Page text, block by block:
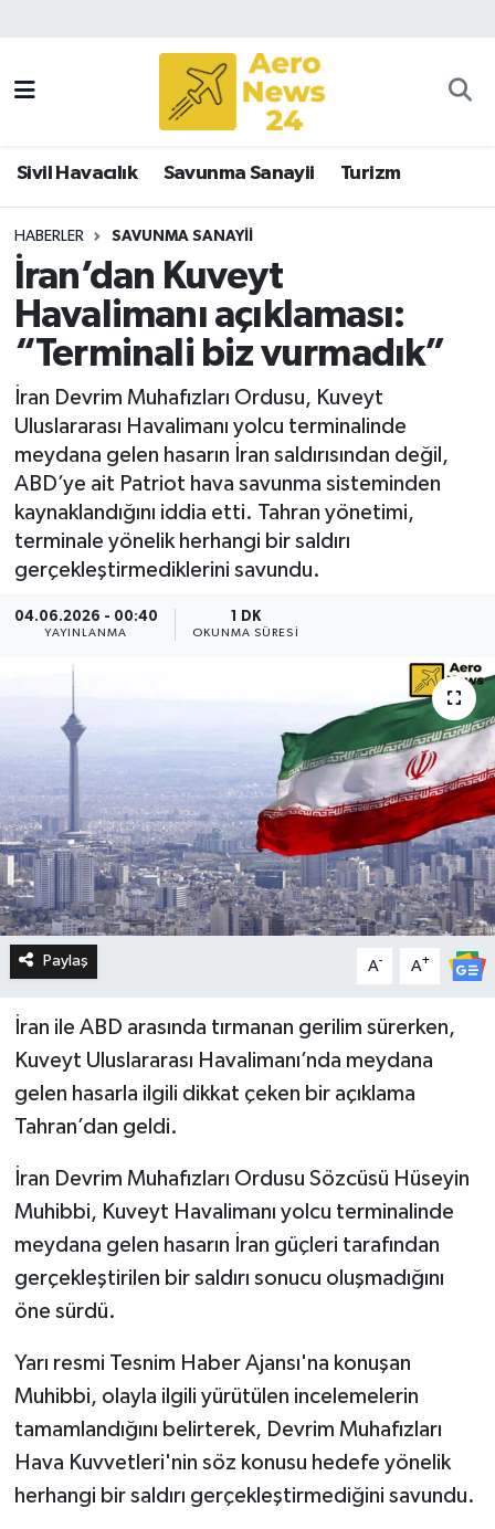
Sivil Havacılık Savunma Sanayii Turizm
HABERLER SAVUNMA SANAYII
İran’dan Kuveyt
Havalimanı açıklaması:
“Terminali biz vurmadık”
İran Devrim Muhafızları Ordusu, Kuveyt
Uluslararası Havalimanı yolcu terminalinde
meydana gelen hasarın İran saldırısından değil,
ABD’ye ait Patriot hava savunma sisteminden
kaynaklandığını iddia etti. Tahran yönetimi,
terminale yönelik herhangi bir saldırı
gerçekleştirmediklerini savundu.
04.06.2026 - 00:40
YAYINLANMA
1 DK
OKUNMA SÜRESI
Paylaş A- A+
İran ile ABD arasında tırmanan gerilim sürerken,
Kuveyt Uluslararası Havalimanı’nda meydana
gelen hasarla ilgili dikkat çeken bir açıklama
Tahran’dan geldi.
İran Devrim Muhafızları Ordusu Sözcüsü Hüseyin
Muhibbi, Kuveyt Havalimanı yolcu terminalinde
meydana gelen hasarın İran güçleri tarafından
gerçekleştirilen bir saldırı sonucu oluşmadığını
öne sürdü.
Yarı resmi Tesnim Haber Ajansı'na konuşan
Muhibbi, olayla ilgili yürütülen incelemelerin
tamamlandığını belirterek, Devrim Muhafızları
Hava Kuvvetleri'nin söz konusu hedefe yönelik
herhangi bir saldırı gerçekleştirmediğini savundu.